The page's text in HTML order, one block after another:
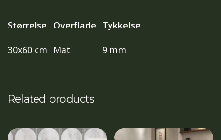
Størrelse Overflade Tykkelse
30x60 cm Mat 9 mm
Related products